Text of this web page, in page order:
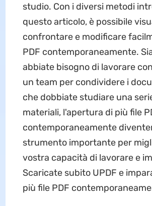
studio. Con i diversi metodi
questo articolo, è possibile
confrontare e modificare
PDF contemporaneamente.
abbiate bisogno di lavorare
un team per condividere i
che dobbiate studiare una
materiali, l'apertura di più file
contemporaneamente
strumento importante per
vostra capacità di lavorare e
Scaricate subito UPDF e
più file PDF